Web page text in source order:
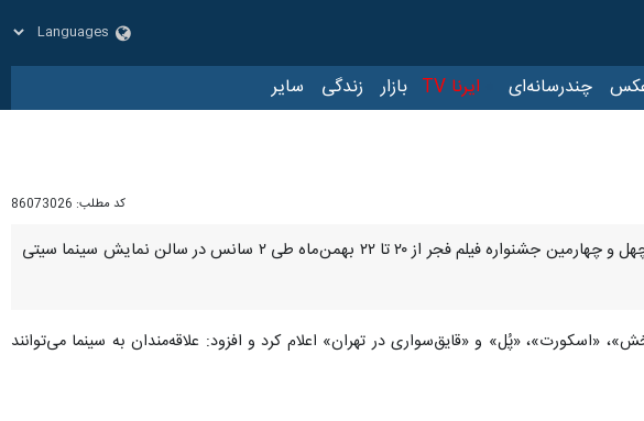
ایرنا TV بازار زندگی سایر
کد مطلب: 86073026
قشم - ایرنا - مدیرکل فرهنگ و ارشاد اسلامی منطقه آزاد قشم گفت: امکان اکران پنج فیلم چهل و چهارمین جشنواره فیلم فجر از ۲۰ تا ۲۲ بهمن‌ماه طی ۲ سانس در سالن نمایش سینما سیتی
«اسکورت»، «پُل» و «قایق‌سواری در تهران» اعلام کرد و افزود: علاقه‌مندان به سینما می‌توانند